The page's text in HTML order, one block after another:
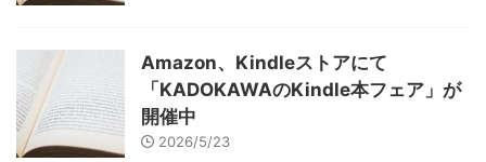
Amazon、Kindleストアにて
「KADOKAWAのKindle本フェア」が
開催中
2026/5/23